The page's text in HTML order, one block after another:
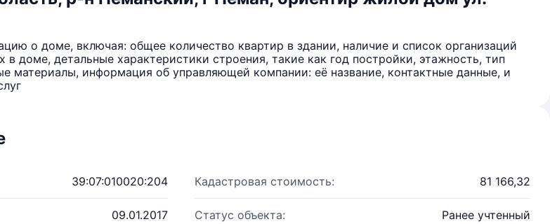
о доме, включая: общее количество квартир в здании, наличие и список организаций
доме, детальные характеристики строения, такие как год постройки, этажность, тип
материалы, информация об управляющей компании: её название, контактные данные, и
39:07:010020:204 Кадастровая стоимость: 81 166,32
09.01.2017 Статус объекта: Ранее учтенный